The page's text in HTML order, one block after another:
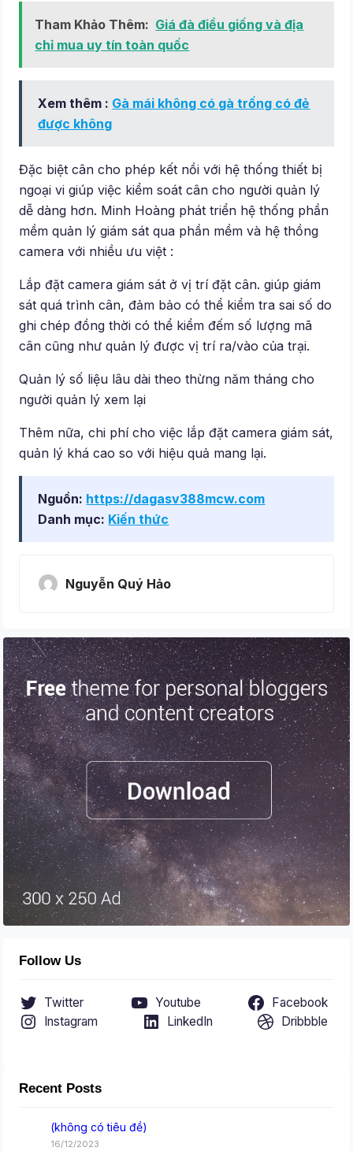
Tham Khảo Thêm: Giá đà điểu giống và địa
chỉ mua uy tín toàn quốc
Xem thêm : Gà mái không có gà trống có đẻ
được không
Đặc biệt cân cho phép kết nồi với hệ thống thiết bị
ngoại vi giúp việc kiểm soát cân cho người quản lý
dễ dàng hơn. Minh Hoàng phát triển hệ thống phần
mềm quản lý giám sát qua phần mềm và hệ thồng
camera với nhiều ưu việt :
Lắp đặt camera giám sát ở vị trí đặt cân. giúp giám
sát quá trình cân, đảm bảo có thể kiểm tra sai số do
ghi chép đồng thời có thể kiểm đếm số lượng mã
cân cũng như quản lý được vị trí ra/vào của trại.
Quản lý số liệu lâu dài theo thừng năm tháng cho
người quản lý xem lại
Thêm nữa, chi phí cho việc lắp đặt camera giám sát,
quản lý khá cao so với hiệu quả mang lại.
Nguồn: https://dagasv388mcw.com
Danh mục: Kiến thức
Nguyễn Quý Hảo
Follow Us
Twitter Youtube
Facebook
Instagram
LinkedIn Dribbble
Recent Posts
(không có tiêu đề)
16/12/2023